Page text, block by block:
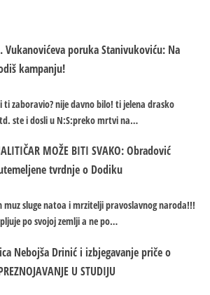
Vukanovićeva poruka Stanivukoviću: Na
kampanju!
ti zaboravio? nije davno bilo! ti jelena drasko
ste i dosli u N:S:preko mrtvi na…
MOŽE BITI SVAKO: Obradović
tvrdnje o Dodiku
muz sluge natoa i mrzitelji pravoslavnog naroda!!!
po svojoj zemlji a ne po…
Nebojša Drinić i izbjegavanje priče o
U STUDIJU